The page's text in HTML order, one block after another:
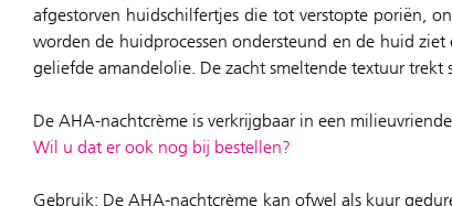
afgestorven huidschilfertjes die tot verstopte poriën,
worden de huidprocessen ondersteund en de huid
geliefde amandelolie. De zacht smeltende textuur
De AHA-nachtcrème is verkrijgbaar in een
Wil u dat er ook nog bij bestellen?
Gebruik: De AHA-nachtcrème kan ofwel als kuur